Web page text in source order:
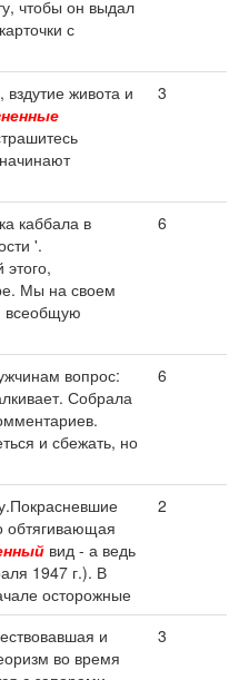
чтобы он выдал
с
живота и
3
каббала в
'.
Мы на своем
всеобщую
6
вопрос:
Собрала
и сбежать, но
6
обтягивающая
вид - а ведь
1947 г.). В
осторожные
2
и
во время
3